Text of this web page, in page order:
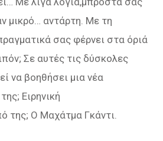
μικρό… αντάρτη. Με τη
σας φέρνει στα όριά
Σε αυτές τις δύσκολες
να βοηθήσει μια νέα
Ειρηνική
της; Ο Μαχάτμα Γκάντι.